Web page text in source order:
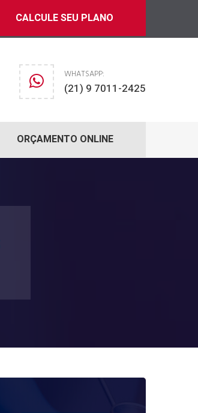
CALCULE SEU PLANO
WHATSAPP:
(21) 9 7011-2425
ORÇAMENTO ONLINE